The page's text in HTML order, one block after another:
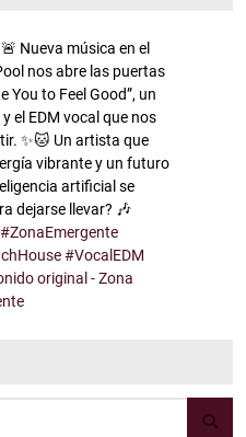
🚨 Nueva música en el
nos abre las puertas
You to Feel Good”, un
el EDM vocal que nos
✨🐱 Un artista que
vibrante y un futuro
artificial se
dejarse llevar? 🎶
#ZonaEmergente
#VocalEDM
original - Zona